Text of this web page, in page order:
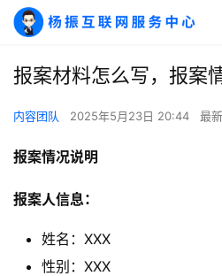
报案材料怎么写，报案
内容团队 2025年5月23日 20:44 最
报案情况说明
报案人信息：
姓名：XXX
性别：XXX